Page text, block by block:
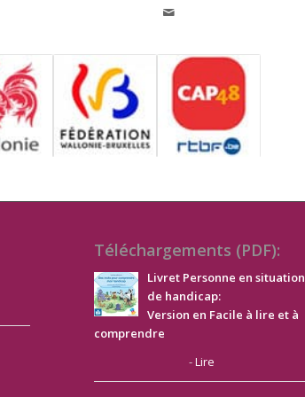
Téléchargements (PDF):
Livret Personne en situation
de handicap:
Version en Facile à lire et à
comprendre
-Lire